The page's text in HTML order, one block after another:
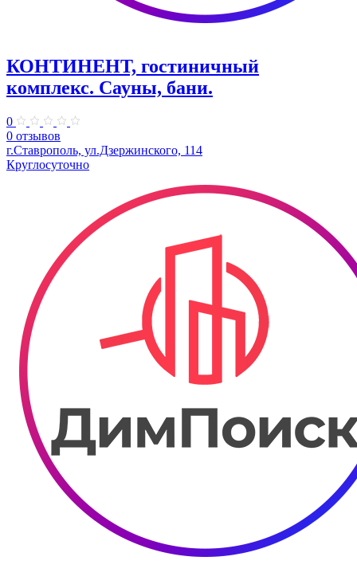
КОНТИНЕНТ, гостиничный
комплекс. Сауны, бани.
0
0 отзывов
г.Ставрополь, ул.Дзержинского, 114
Круглосуточно